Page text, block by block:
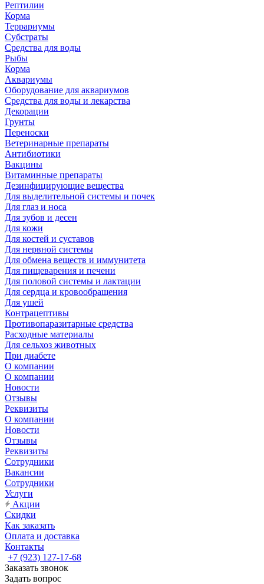
Рептилии
Корма
Террариумы
Субстраты
Средства для воды
Рыбы
Корма
Аквариумы
Оборудование для аквариумов
Средства для воды и лекарства
Декорации
Грунты
Переноски
Ветеринарные препараты
Антибиотики
Вакцины
Витаминные препараты
Дезинфицирующие вещества
Для выделительной системы и почек
Для глаз и носа
Для зубов и десен
Для кожи
Для костей и суставов
Для нервной системы
Для обмена веществ и иммунитета
Для пищеварения и печени
Для половой системы и лактации
Для сердца и кровообращения
Для ушей
Контрацептивы
Противопаразитарные средства
Расходные материалы
Для сельхоз животных
При диабете
О компании
О компании
Новости
Отзывы
Реквизиты
О компании
Новости
Отзывы
Реквизиты
Сотрудники
Вакансии
Сотрудники
Услуги
Акции
Скидки
Как заказать
Оплата и доставка
Контакты
+7 (923) 127-17-68
Заказать звонок
Задать вопрос